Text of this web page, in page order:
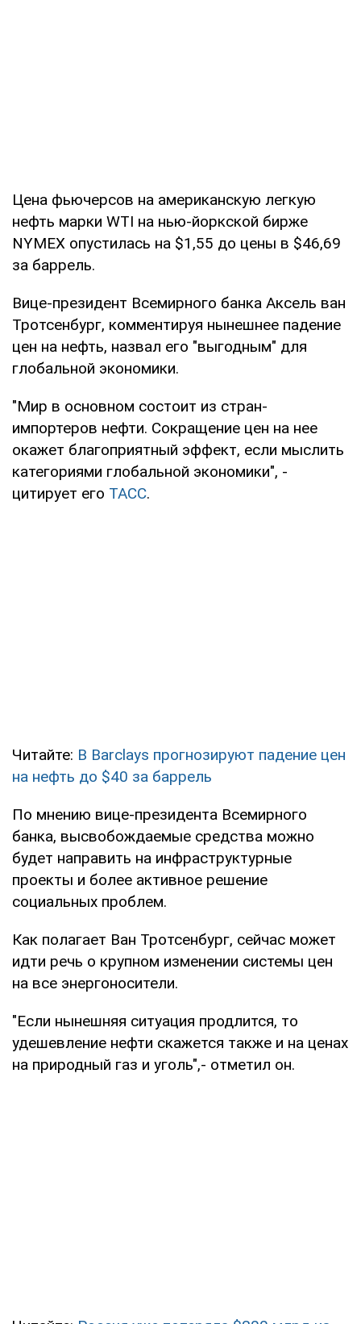
Цена фьючерсов на американскую легкую
нефть марки WTI на нью-йоркской бирже
NYMEX опустилась на $1,55 до цены в $46,69
за баррель.
Вице-президент Всемирного банка Аксель ван
Тротсенбург, комментируя нынешнее падение
цен на нефть, назвал его "выгодным" для
глобальной экономики.
"Мир в основном состоит из стран-
импортеров нефти. Сокращение цен на нее
окажет благоприятный эффект, если мыслить
категориями глобальной экономики", -
цитирует его ТАСС.
Читайте: В Barclays прогнозируют падение цен
на нефть до $40 за баррель
По мнению вице-президента Всемирного
банка, высвобождаемые средства можно
будет направить на инфраструктурные
проекты и более активное решение
социальных проблем.
Как полагает Ван Тротсенбург, сейчас может
идти речь о крупном изменении системы цен
на все энергоносители.
"Если нынешняя ситуация продлится, то
удешевление нефти скажется также и на ценах
на природный газ и уголь",- отметил он.